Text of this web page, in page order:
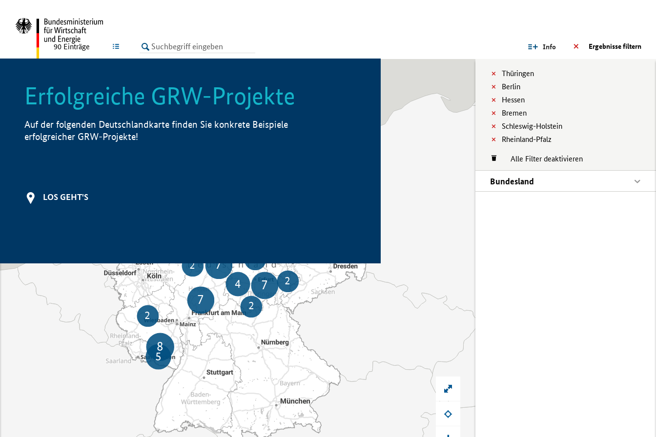
LISTE Ergebnisse filtern
Info
Thüringen
Berlin
Hessen
Bremen
Schleswig-Holstein
Rheinland-Pfalz
Alle Filter deaktivieren
Bundesland
90 Einträge
Erfolgreiche GRW-Projekte
Auf der folgenden Deutschlandkarte finden Sie konkrete Beispiele
erfolgreicher GRW-Projekte!
LOS GEHT'S